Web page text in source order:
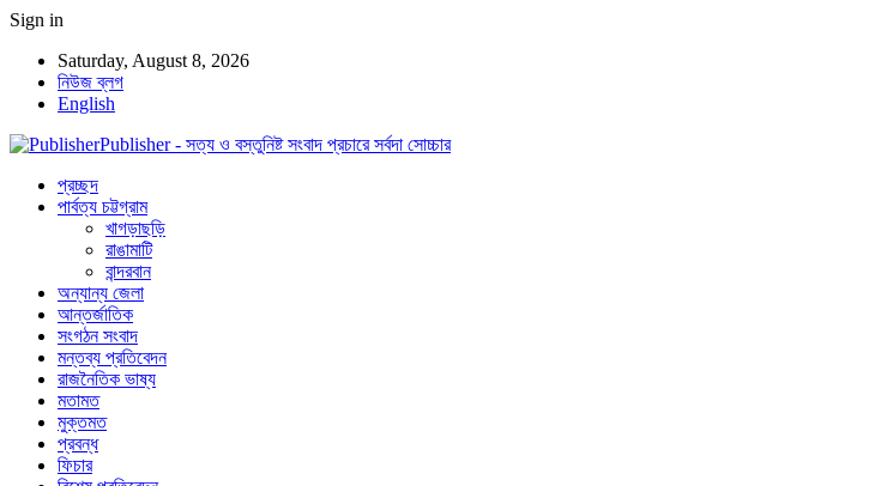
Sign in
Saturday, August 8, 2026
নিউজ ব্লগ
English
Publisher - সত্য ও বস্তুনিষ্ট সংবাদ প্রচারে সর্বদা সোচ্চার
প্রচ্ছদ
পার্বত্য চট্টগ্রাম
খাগড়াছড়ি
রাঙামাটি
বান্দরবান
অন্যান্য জেলা
আন্তর্জাতিক
সংগঠন সংবাদ
মন্তব্য প্রতিবেদন
রাজনৈতিক ভাষ্য
মতামত
মুক্তমত
প্রবন্ধ
ফিচার